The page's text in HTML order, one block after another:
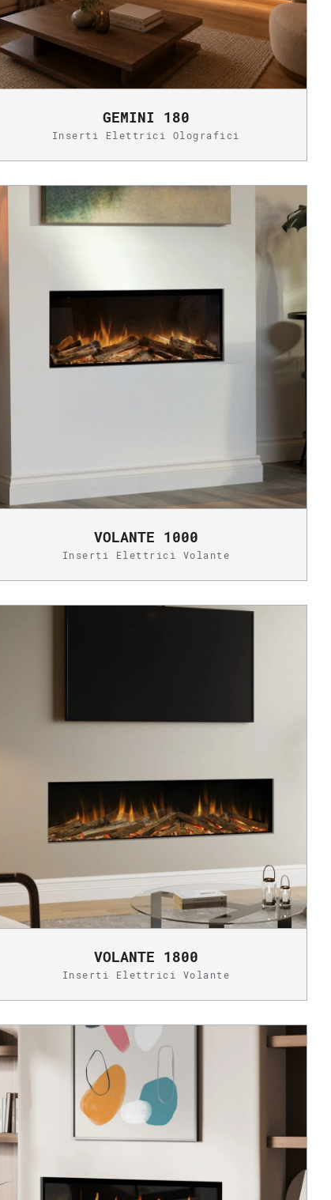
GEMINI 180
Inserti Elettrici Olografici
VOLANTE 1000
Inserti Elettrici Volante
VOLANTE 1800
Inserti Elettrici Volante